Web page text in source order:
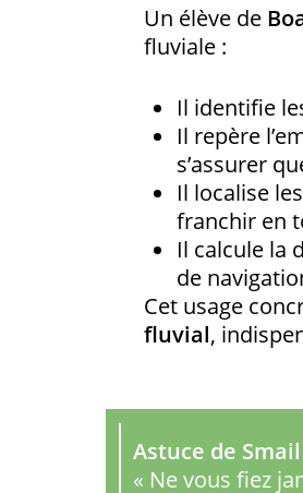
Un élève de
fluviale :
Il identifie
Il repère
s’assurer
Il localise
franchir en
Il calcule la
de
Cet usage
fluvial,
Astuce de Smail
« Ne vous fiez